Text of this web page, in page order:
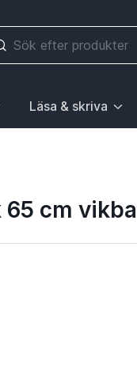
Klockor, välj första
att gå till sidan
undermeny. För
Läsa & skriva
Huvudrubrik med
cm